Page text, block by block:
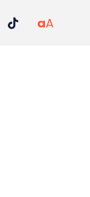
aA